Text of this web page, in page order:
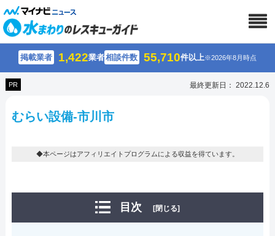
掲載業者 1,422業者相談件数 55,710件以上※2026年8月時点
PR 最終更新日： 2022.12.6
むらい設備-市川市
◆本ページはアフィリエイトプログラムによる収益を得ています。
目次 [閉じる]